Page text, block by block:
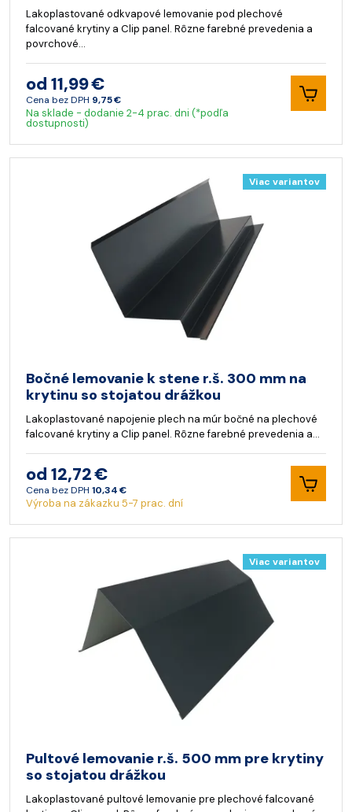
Lakoplastované odkvapové lemovanie pod plechové
falcované krytiny a Clip panel. Rôzne farebné prevedenia a
povrchové…
od 11,99 €
Cena bez DPH 9,75 €
Na sklade - dodanie 2-4 prac. dni (*podľa
dostupnosti)
Viac variantov
Bočné lemovanie k stene r.š. 300 mm na
krytinu so stojatou drážkou
Lakoplastované napojenie plech na múr bočné na plechové
falcované krytiny a Clip panel. Rôzne farebné prevedenia a…
od 12,72 €
Cena bez DPH 10,34 €
Výroba na zákazku 5-7 prac. dní
Viac variantov
Pultové lemovanie r.š. 500 mm pre krytiny
so stojatou drážkou
Lakoplastované pultové lemovanie pre plechové falcované